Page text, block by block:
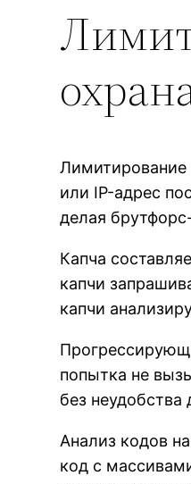
Лимитирование
или IP-адрес
делая
Капча
капчи
капчи
попытка не
без неудобства
Анализ кодов
код с